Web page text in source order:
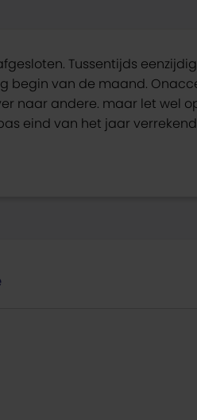
Tussentijds
begin van de maand.
naar andere. maar let wel
eind van het jaar